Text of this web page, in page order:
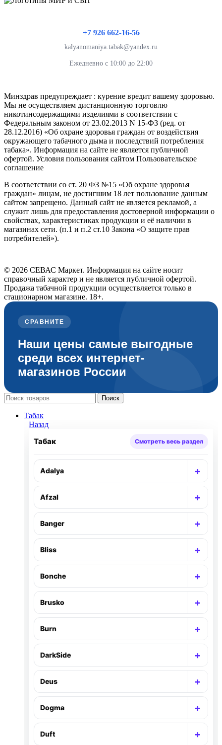
+7 926 662-16-56
kalyanomaniya.tabak@yandex.ru
Ежедневно с 10:00 до 22:00
Минздрав предупреждает : курение вредит вашему здоровью.
Мы не осуществляем дистанционную торговлю
никотинсодержащими изделиями в соответствии с
Федеральным законом от 23.02.2013 N 15-ФЗ (ред. от
28.12.2016) «Об охране здоровья граждан от воздействия
окружающего табачного дыма и последствий потребления
табака». Информация на сайте не является публичной
офертой. Условия пользования сайтом Пользовательское
соглашение
В соответствии со ст. 20 ФЗ №15 «Об охране здоровья
граждан» лицам, не достигшим 18 лет пользование данным
сайтом запрещено. Данный сайт не является рекламой, а
служит лишь для предоставления достоверной информации о
свойствах, характеристиках продукции и её наличии в
магазинах сети. (п.1 и п.2 ст.10 Закона «О защите прав
потребителей»).
© 2026 СЕВАС Маркет. Информация на сайте носит
справочный характер и не является публичной офертой.
Продажа табачной продукции осуществляется только в
стационарном магазине. 18+.
СРАВНИТЕ
Наши цены самые выгодные
среди всех интернет-
магазинов России
Поиск
Табак
Назад
Табак Смотреть весь раздел
Adalya +
Afzal +
Banger +
Bliss +
Bonche +
Brusko +
Burn +
DarkSide +
Deus +
Dogma +
Duft +